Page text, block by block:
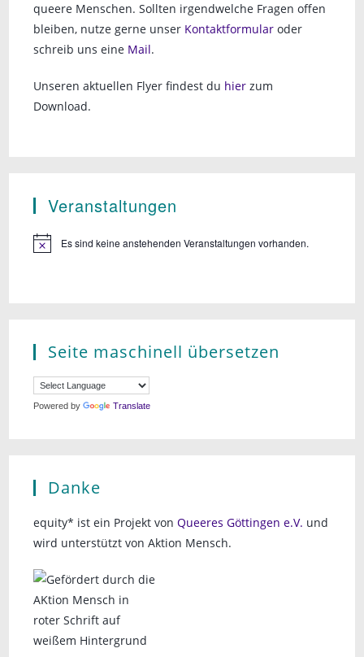
queere Menschen. Sollten irgendwelche Fragen offen
bleiben, nutze gerne unser Kontaktformular oder
schreib uns eine Mail.
Unseren aktuellen Flyer findest du hier zum
Download.
Veranstaltungen
Es sind keine anstehenden Veranstaltungen vorhanden.
Seite maschinell übersetzen
Powered by Translate
Danke
equity* ist ein Projekt vonQueeres Göttingen e.V. und
wird unterstützt von Aktion Mensch.